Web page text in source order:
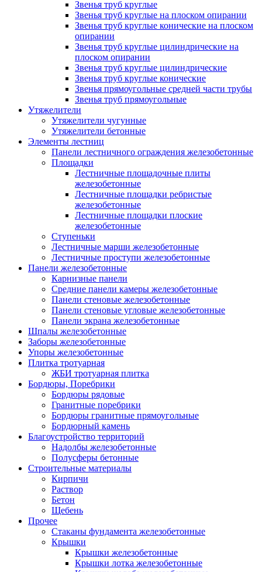
Звенья труб круглые
Звенья труб круглые на плоском опирании
Звенья труб круглые конические на плоском
опирании
Звенья труб круглые цилиндрические на
плоском опирании
Звенья труб круглые цилиндрические
Звенья труб круглые конические
Звенья прямоугольные средней части трубы
Звенья труб прямоугольные
Утяжелители
Утяжелители чугунные
Утяжелители бетонные
Элементы лестниц
Панели лестничного ограждения железобетонные
Площадки
Лестничные площадочные плиты
железобетонные
Лестничные площадки ребристые
железобетонные
Лестничные площадки плоские
железобетонные
Ступеньки
Лестничные марши железобетонные
Лестничные проступи железобетонные
Панели железобетонные
Карнизные панели
Средние панели камеры железобетонные
Панели стеновые железобетонные
Панели стеновые угловые железобетонные
Панели экрана железобетонные
Шпалы железобетонные
Заборы железобетонные
Упоры железобетонные
Плитка тротуарная
ЖБИ тротуарная плитка
Бордюры, Поребрики
Бордюры рядовые
Гранитные поребрики
Бордюры гранитные прямоугольные
Бордюрный камень
Благоустройство территорий
Надолбы железобетонные
Полусферы бетонные
Строительные материалы
Кирпичи
Раствор
Бетон
Щебень
Прочее
Стаканы фундамента железобетонные
Крышки
Крышки железобетонные
Крышки лотка железобетонные